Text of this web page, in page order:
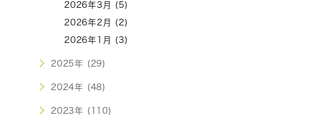
2026年3月 (5)
2026年2月 (2)
2026年1月 (3)
2025年 (29)
2024年 (48)
2023年 (110)